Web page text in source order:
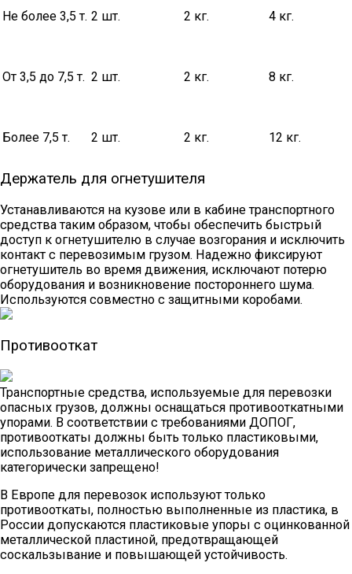
Не более 3,5 т. 2 шт. 2 кг. 4 кг.
От 3,5 до 7,5 т. 2 шт. 2 кг. 8 кг.
Более 7,5 т. 2 шт. 2 кг. 12 кг.
Держатель для огнетушителя
Устанавливаются на кузове или в кабине транспортного
средства таким образом, чтобы обеспечить быстрый
доступ к огнетушителю в случае возгорания и исключить
контакт с перевозимым грузом. Надежно фиксируют
огнетушитель во время движения, исключают потерю
оборудования и возникновение постороннего шума.
Используются совместно с защитными коробами.
Противооткат
Транспортные средства, используемые для перевозки
опасных грузов, должны оснащаться противооткатными
упорами. В соответствии с требованиями ДОПОГ,
противооткаты должны быть только пластиковыми,
использование металлического оборудования
категорически запрещено!
В Европе для перевозок используют только
противооткаты, полностью выполненные из пластика, в
России допускаются пластиковые упоры с оцинкованной
металлической пластиной, предотвращающей
соскальзывание и повышающей устойчивость.